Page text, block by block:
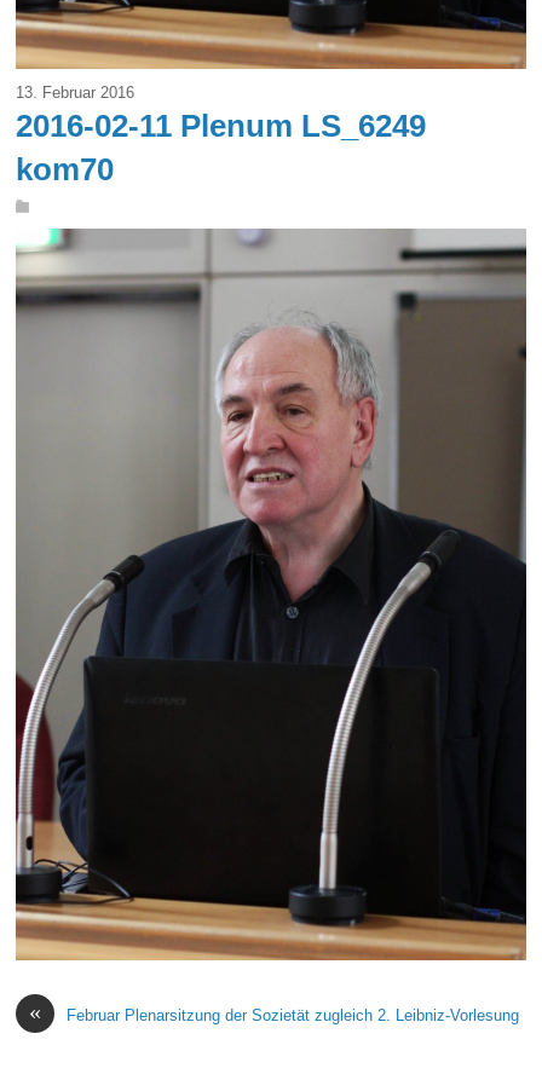
13. Februar 2016
2016-02-11 Plenum LS_6249
kom70
« Februar Plenarsitzung der Sozietät zugleich 2. Leibniz-Vorlesung